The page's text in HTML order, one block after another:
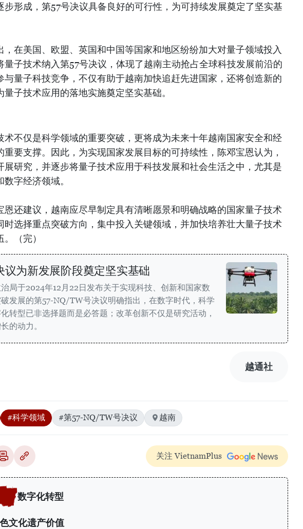
步形成，第57号决议具备良好的可行性，为可持续发展奠定了坚实基
，在美国、欧盟、英国和中国等国家和地区纷纷加大对量子领域投入
量子技术纳入第57号决议，体现了越南主动抢占全球科技发展前沿的
与量子科技竞争，不仅有助于越南加快追赶先进国家，还将创造新的
量子技术应用的落地实施奠定坚实基础。
术不仅是科学领域的重要突破，更将成为未来十年越南国家安全和经
重要支撑。因此，为实现国家发展目标的可持续性，陈邓宝恩认为，
展研究，并逐步将量子技术应用于科技发展和社会生活之中，尤其是
字经济领域。
恩还建议，越南应尽早制定具有清晰愿景和明确战略的国家量子技术
时选择重点突破方向，集中投入关键领域，并加快培养壮大量子技术
（完）
议为新发展阶段奠定坚实基础
局于2024年12月22日发布关于实现科技、创新和国家数
发展的第57-NQ/TW号决议明确指出，在数字时代，科学
转型已非选择题而是必答题；改革创新不仅是研究活动，
的动力。
越通社
#科学领域 #第57-NQ/TW号决议 越南
关注 VietnamPlus
数字化转型
文化遗产价值